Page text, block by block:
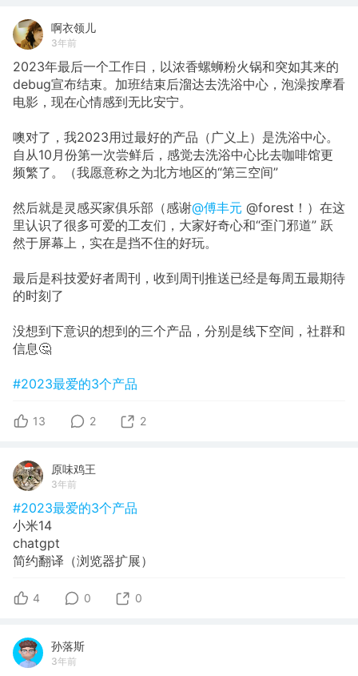
啊衣领儿
3年前
2023年最后一个工作日，以浓香螺蛳粉火锅和突如其来的
debug宣布结束。加班结束后溜达去洗浴中心，泡澡按摩看
电影，现在心情感到无比安宁。
噢对了，我2023用过最好的产品（广义上）是洗浴中心。
自从10月份第一次尝鲜后，感觉去洗浴中心比去咖啡馆更
频繁了。（我愿意称之为北方地区的“第三空间”
然后就是灵感买家俱乐部（感谢@傅丰元 @forest！）在这
里认识了很多可爱的工友们，大家好奇心和“歪门邪道” 跃
然于屏幕上，实在是挡不住的好玩。
最后是科技爱好者周刊，收到周刊推送已经是每周五最期待
的时刻了
没想到下意识的想到的三个产品，分别是线下空间，社群和
信息🤔
#2023最爱的3个产品
13 2 2
原味鸡王
3年前
#2023最爱的3个产品
小米14
chatgpt
简约翻译（浏览器扩展）
4 0 0
孙落斯
3年前